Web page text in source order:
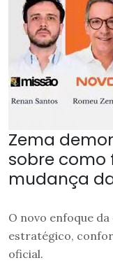
Zema
sobre como
mudança
O novo enfoque
estratégico,
oficial.